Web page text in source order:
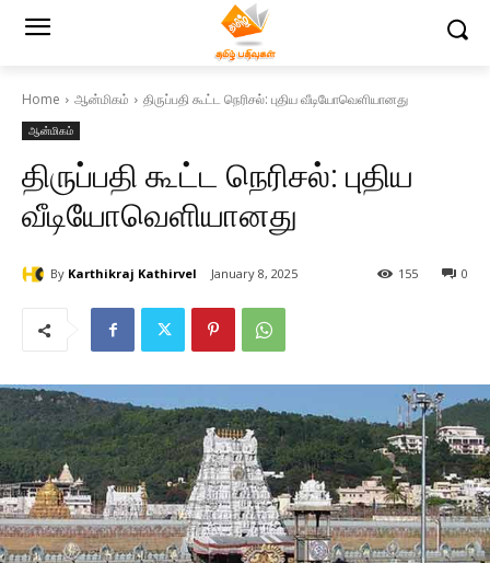
Home ஆன்மிகம் திருப்பதி கூட்ட நெரிசல்: புதிய வீடியோவெளியானது
ஆன்மிகம்
திருப்பதி கூட்ட நெரிசல்: புதிய
வீடியோவெளியானது
By Karthikraj Kathirvel January 8, 2025 0
155